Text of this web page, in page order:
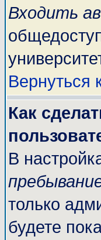
Входить
Вернуться
Как
В
только
будете